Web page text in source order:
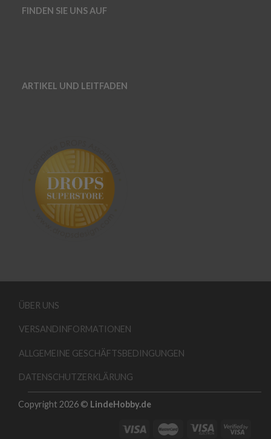
FINDEN SIE UNS AUF
ARTIKEL UND LEITFADEN
ÜBER UNS
VERSANDINFORMATIONEN
ALLGEMEINE GESCHÄFTSBEDINGUNGEN
DATENSCHUTZERKLÄRUNG
Copyright 2026 © LindeHobby.de